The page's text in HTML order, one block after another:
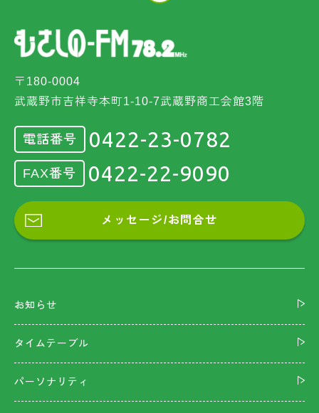
〒180-0004
武蔵野市吉祥寺本町1-10-7武蔵野商工会館3階
電話番号 0422-23-0782
FAX番号 0422-22-9090
メッセージ/お問合せ
お知らせ
タイムテーブル
パーソナリティ